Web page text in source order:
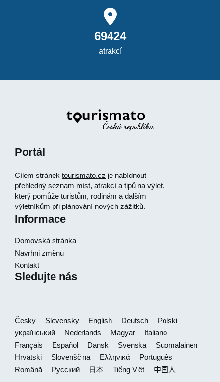
69424
atrakcí
Portál
Cílem stránek tourismato.cz je nabídnout
přehledný seznam míst, atrakcí a tipů na výlet,
který pomůže turistům, rodinám a dalším
výletníkům při plánování nových zážitků.
Informace
Domovská stránka
Navrhni změnu
Kontakt
Sledujte nás
Česky Slovensky English Deutsch
Polski
український
Nederlands Magyar
Italiano
Français
Español Dansk Svenska
Suomalainen
Hrvatski
Slovenščina Ελληνικά
Português
Română
Русский 日本 Tiếng Việt 中国人